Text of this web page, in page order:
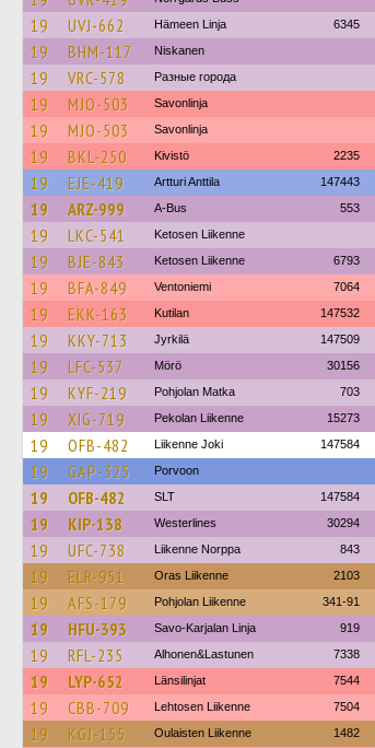
19 UVJ-662 Hämeen Linja 6345
19 BHM-117 Niskanen
19 VRC-578 Разные города
19 MJO-503 Savonlinja
19 MJO-503 Savonlinja
19 BKL-250 Kivistö 2235
19 EJE-419 Artturi Anttila 147443
19 ARZ-999 A-Bus 553
19 LKC-541 Ketosen Liikenne
19 BJE-843 Ketosen Liikenne 6793
19 BFA-849 Ventoniemi 7064
19 EKK-163 Kutilan 147532
19 KKY-713 Jyrkilä 147509
19 LFC-537 Mörö 30156
19 KYF-219 Pohjolan Matka 703
19 XIG-719 Pekolan Liikenne 15273
19 OFB-482 Liikenne Joki 147584
19 GAP-325 Porvoon
19 OFB-482 SLT 147584
19 KIP-138 Westerlines 30294
19 UFC-738 Liikenne Norppa 843
19 ELR-951 Oras Liikenne 2103
19 AFS-179 Pohjolan Liikenne 341-91
19 HFU-393 Savo-Karjalan Linja 919
19 RFL-235 Alhonen&Lastunen 7338
19 LYP-652 Länsilinjat 7544
19 CBB-709 Lehtosen Liikenne 7504
19 KGJ-155 Oulaisten Liikenne 1482